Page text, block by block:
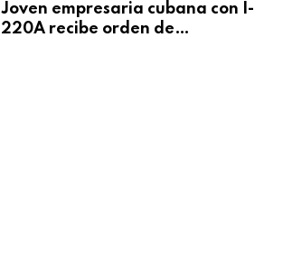
Joven empresaria cubana con I-
220A recibe orden de